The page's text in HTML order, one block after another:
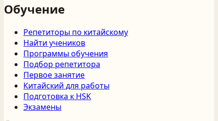
Обучение
Репетиторы по китайскому
Найти учеников
Программы обучения
Подбор репетитора
Первое занятие
Китайский для работы
Подготовка к HSK
Экзамены